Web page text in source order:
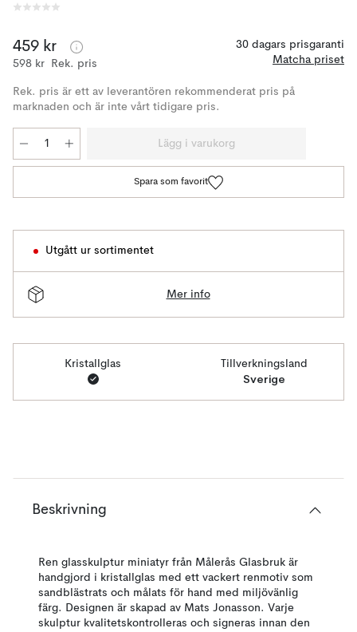
459 kr
598 kr Rek. pris
30 dagars prisgaranti
Matcha priset
Rek. pris är ett av leverantören rekommenderat pris på
marknaden och är inte vårt tidigare pris.
Lägg i varukorg
Spara som favorit
Utgått ur sortimentet
Mer info
Kristallglas Tillverkningsland
Sverige
Beskrivning
Ren glasskulptur miniatyr från Målerås Glasbruk är
handgjord i kristallglas med ett vackert renmotiv som
sandblästrats och målats för hand med miljövänlig
färg. Designen är skapad av Mats Jonasson. Varje
skulptur kvalitetskontrolleras och signeras innan den